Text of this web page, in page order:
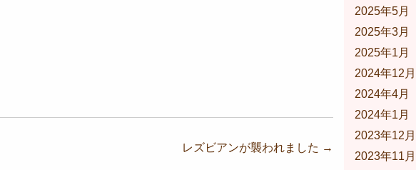
レズビアンが襲われました →
2025年5月
2025年3月
2025年1月
2024年12月
2024年4月
2024年1月
2023年12月
2023年11月